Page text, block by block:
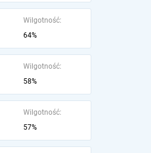
Wilgotność:
64%
Wilgotność:
58%
Wilgotność:
57%